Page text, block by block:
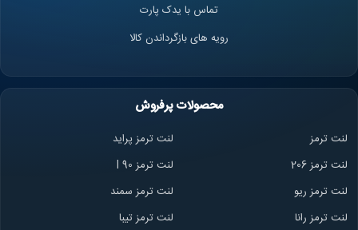
تماس با یدک پارت
رویه های بازگرداندن کالا
محصولات پرفروش
لنت ترمز
لنت ترمز پراید
لنت ترمز 206
لنت ترمز l 90
لنت ترمز ریو
لنت ترمز سمند
لنت ترمز رانا
لنت ترمز تیبا